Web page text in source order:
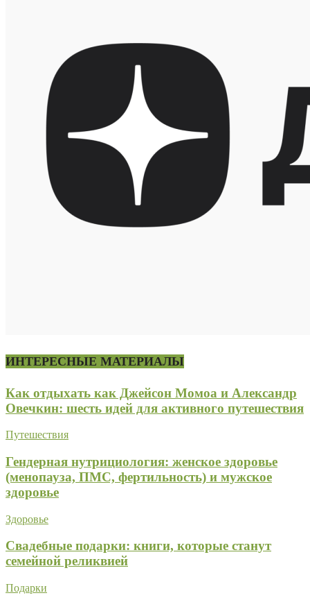
ИНТЕРЕСНЫЕ МАТЕРИАЛЫ
Как отдыхать как Джейсон Момоа и Александр
Овечкин: шесть идей для активного путешествия
Путешествия
Гендерная нутрициология: женское здоровье
(менопауза, ПМС, фертильность) и мужское
здоровье
Здоровье
Свадебные подарки: книги, которые станут
семейной реликвией
Подарки